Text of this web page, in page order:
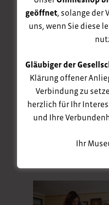
„Reichenbacher
Oktober 1990
Das Wirken von
wird auch in
Bedeutung
sein in einer
Vorstand des
geöffnet, solange der
uns, wenn Sie diese
Gläubiger der
Klärung offener
Verbindung zu
herzlich für Ihr
und Ihre
Ihr